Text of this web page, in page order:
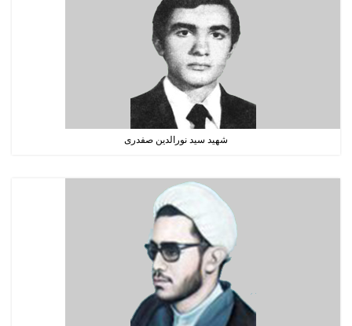
شهید سید نورالدین صفدری